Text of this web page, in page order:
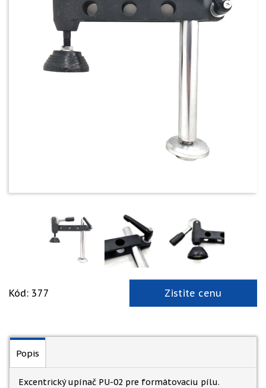
Kód: 377 Zistite cenu
Popis
Excentrický upínač PU-02 pre formátovaciu pílu.